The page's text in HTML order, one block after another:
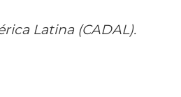
Latina (CADAL).